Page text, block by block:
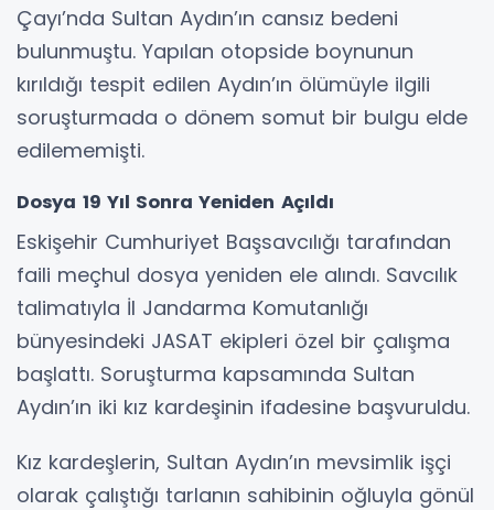
Çayı’nda Sultan Aydın’ın cansız bedeni
bulunmuştu. Yapılan otopside boynunun
kırıldığı tespit edilen Aydın’ın ölümüyle ilgili
soruşturmada o dönem somut bir bulgu elde
edilememişti.
Dosya 19 Yıl Sonra Yeniden Açıldı
Eskişehir Cumhuriyet Başsavcılığı tarafından
faili meçhul dosya yeniden ele alındı. Savcılık
talimatıyla İl Jandarma Komutanlığı
bünyesindeki JASAT ekipleri özel bir çalışma
başlattı. Soruşturma kapsamında Sultan
Aydın’ın iki kız kardeşinin ifadesine başvuruldu.
Kız kardeşlerin, Sultan Aydın’ın mevsimlik işçi
olarak çalıştığı tarlanın sahibinin oğluyla gönül